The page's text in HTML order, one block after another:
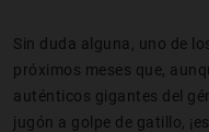
Sin duda alguna, uno de
próximos meses que,
auténticos gigantes del
jugón a golpe de gatillo,